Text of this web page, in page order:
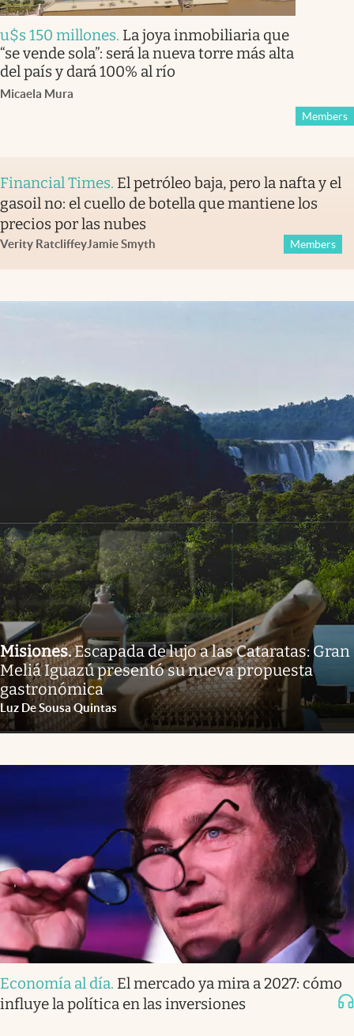
u$s 150 millones. La joya inmobiliaria que
“se vende sola”: será la nueva torre más alta
del país y dará 100% al río
Micaela Mura
Members
Financial Times. El petróleo baja, pero la nafta y el
gasoil no: el cuello de botella que mantiene los
precios por las nubes
Verity RatcliffeyJamie Smyth Members
Misiones.Escapada de lujo a las Cataratas: Gran
Meliá Iguazú presentó su nueva propuesta
gastronómica
Luz De Sousa Quintas
Economía al día. El mercado ya mira a 2027: cómo
influye la política en las inversiones